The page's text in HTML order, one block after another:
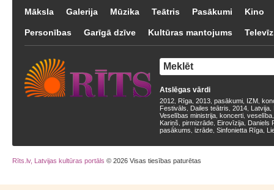
Māksla Galerija Mūzika Teātris Pasākumi Kino
Personības Garīgā dzīve Kultūras mantojums
Atslēgas vārdi
2012 Rīga 2013 pasākumi IZM
Festivāls
Dailes teātris 2014 Latvija
Veselības ministrija koncerti veselība
Kariņš pirmizrāde Eirovīzija Daniels
pasākums izrāde Sinfonietta Rīga
Rīts.lv, Latvijas kultūras portāls © 2026 Visas tiesības paturētas